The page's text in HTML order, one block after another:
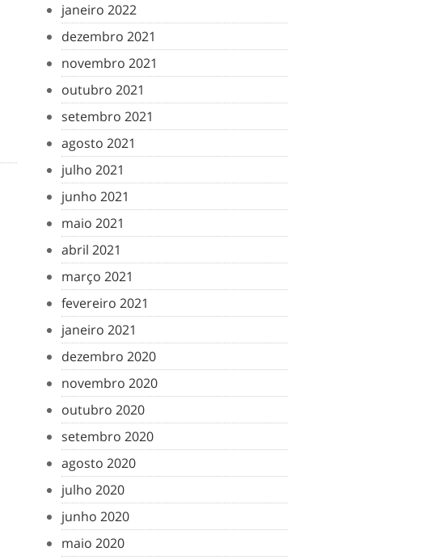
janeiro 2022
dezembro 2021
novembro 2021
outubro 2021
setembro 2021
agosto 2021
julho 2021
junho 2021
maio 2021
abril 2021
março 2021
fevereiro 2021
janeiro 2021
dezembro 2020
novembro 2020
outubro 2020
setembro 2020
agosto 2020
julho 2020
junho 2020
maio 2020